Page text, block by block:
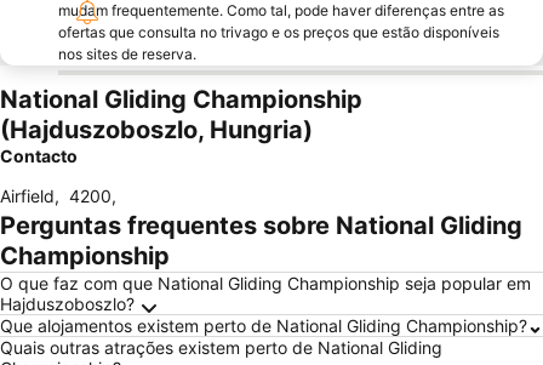
mudam frequentemente. Como tal, pode haver diferenças entre as
ofertas que consulta no trivago e os preços que estão disponíveis
nos sites de reserva.
National Gliding Championship
(Hajduszoboszlo, Hungria)
Contacto
Airfield, 4200,
Perguntas frequentes sobre National Gliding
Championship
O que faz com que National Gliding Championship seja popular em
Hajduszoboszlo?
Que alojamentos existem perto de National Gliding Championship?
Quais outras atrações existem perto de National Gliding